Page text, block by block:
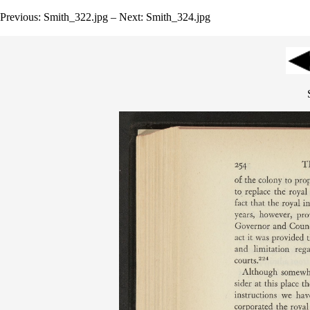
Previous: Smith_322.jpg – Next: Smith_324.jpg